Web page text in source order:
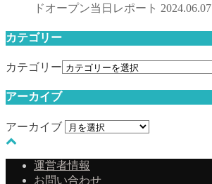
ドオープン当日レポート 2024.06.07
カテゴリー
カテゴリー
アーカイブ
アーカイブ
運営者情報
お問い合わせ